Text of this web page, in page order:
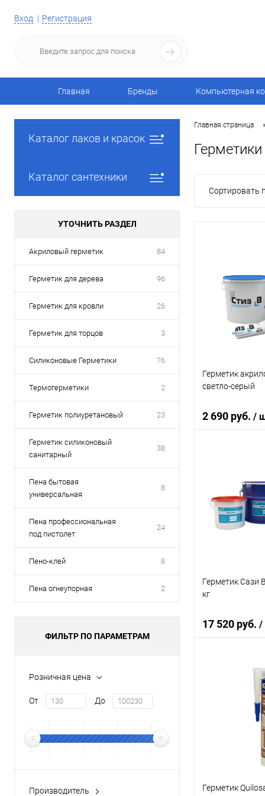
Вход Регистрация
Главная Бренды Компьютерная
Каталог лаков и красок
Каталог сантехники
УТОЧНИТЬ РАЗДЕЛ
Акриловый герметик 84
Герметик для дерева 96
Герметик для кровли 26
Герметик для торцов 3
Силиконовые Герметики 76
Термогерметики 2
Герметик полиуретановый 23
Герметик силиконовый
санитарный
38
Пена бытовая
универсальная
8
Пена профессиональная
под пистолет
24
Пено-клей 8
Пена огнеупорная 2
ФИЛЬТР ПО ПАРАМЕТРАМ
Розничная цена
От До
Производитель
Главная страница
Сортировать
Герметик
светло-серый
2 690 руб. /
Купить в 1
В избранное
Герметик Сази
кг
17 520 руб. /
В
Купить в 1
В избранное
Герметик